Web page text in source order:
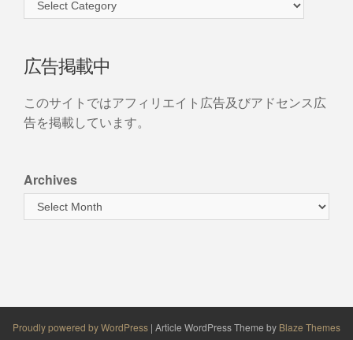
広告掲載中
このサイトではアフィリエイト広告及びアドセンス広
告を掲載しています。
Archives
Proudly powered by WordPress | Article WordPress Theme by Blaze Themes